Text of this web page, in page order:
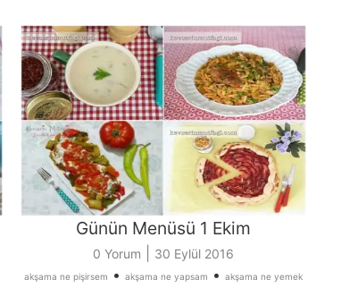
Günün Menüsü 1 Ekim
0 Yorum 30 Eylül 2016
akşama ne pişirsem • akşama ne yapsam • akşama ne yemek